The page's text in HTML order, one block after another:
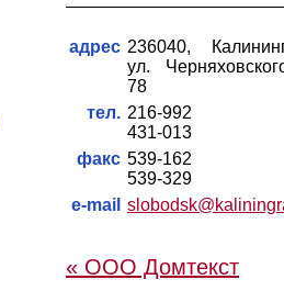
адрес 236040,
ул.
78
тел. 216-992
431-013
факс 539-162
539-329
e-mail
« ООО Домтекст